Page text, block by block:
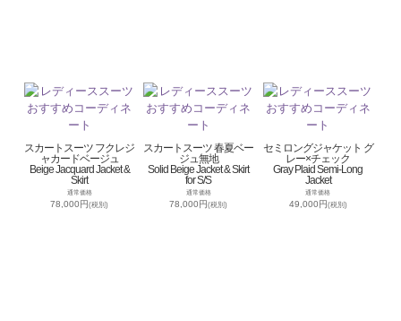
スカートスーツ フクレジ
ャカードベージュ
Beige Jacquard Jacket &
Skirt
通常価格
78,000円(税別)
スカートスーツ 春夏ベー
ジュ無地
Solid Beige Jacket & Skirt
for S/S
通常価格
78,000円(税別)
セミロングジャケット グ
レー×チェック
Gray Plaid Semi-Long
Jacket
通常価格
49,000円(税別)